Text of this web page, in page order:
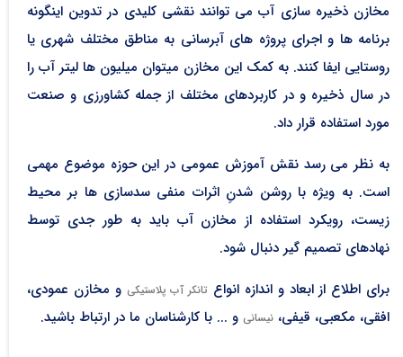
مخازن ذخیره ­سازی آب می­ توانند نقشی کلیدی در تدوین اینگونه
برنامه­ ها و اجرای پروژه­ های آبرسانی به مناطق مختلف شهری یا
روستایی ایفا کنند. به کمک این مخازن می­توان میلیون­ ها لیتر آب را
در سال ذخیره و در کاربردهای مختلف از جمله کشاورزی و صنعت
مورد استفاده­ قرار داد.
به نظر می ­رسد نقش آموزش عمومی در این حوزه موضوع مهمی
است. به ویژه با روشن شدنِ اثرات منفی سدسازی ­ها بر محیط
زیست، رویکرد استفاده از مخازن آب باید به طور جدی توسط
نهادهای تصمیم ­گیر دنبال شود.
برای اطلاع از ابعاد و اندازه انواع تانکر آب پلاستیکی و مخازن عمودی،
افقی، مکعبی، قیفی، نیسانی و ... با کارشناسان ما در ارتباط باشید.